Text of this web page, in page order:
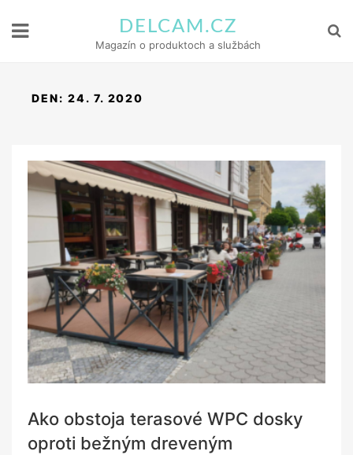
DELCAM.CZ
Magazín o produktoch a službách
DEN: 24. 7. 2020
Ako obstoja terasové WPC dosky
oproti bežným dreveným